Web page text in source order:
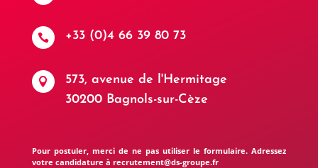
Pour postuler, merci de ne pas utiliser le formulaire. Adressez
votre candidature à recrutement@ds-groupe.fr
 +33 (0)4 66 39 80 73

573, avenue de l'Hermitage
30200 Bagnols-sur-Cèze